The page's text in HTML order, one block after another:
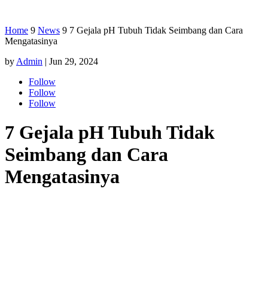
Home 9 News 9 7 Gejala pH Tubuh Tidak Seimbang dan Cara
Mengatasinya
by Admin | Jun 29, 2024
Follow
Follow
Follow
7 Gejala pH Tubuh Tidak
Seimbang dan Cara
Mengatasinya